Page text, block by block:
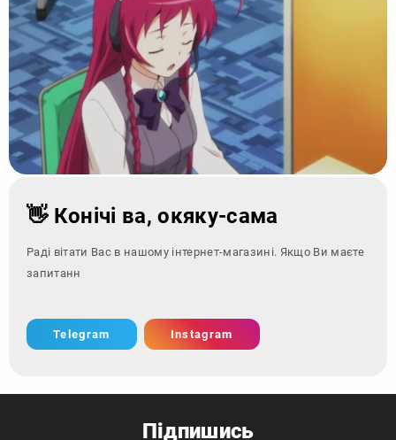
👋 Конічі ва, окяку-сама
Раді вітати Вас в нашому інтернет-магазині. Якщо Ви маєте
запитання - зверніт
Telegram Instagram
Підпишись